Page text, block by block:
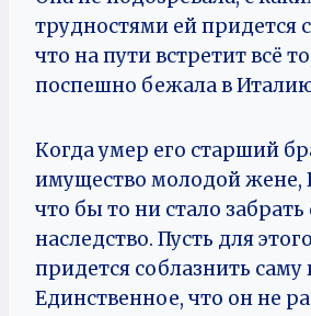
трудностями ей придется
что на пути встретит всё
поспешно бежала в
Когда умер его старший
имущество молодой жене,
что бы то ни стало
наследство. Пусть для
придется соблазнить саму
Единственное, что он не